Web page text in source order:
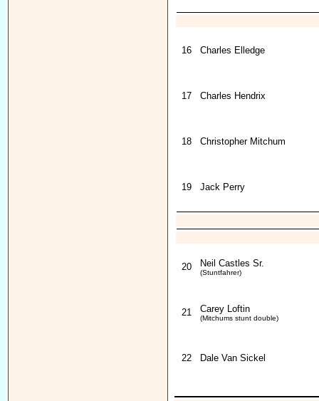
16 Charles Elledge
17 Charles Hendrix
18 Christopher Mitchum
19 Jack Perry
20 Neil Castles Sr.
(Stuntfahrer)
21 Carey Loftin
(Mitchums stunt double)
22 Dale Van Sickel